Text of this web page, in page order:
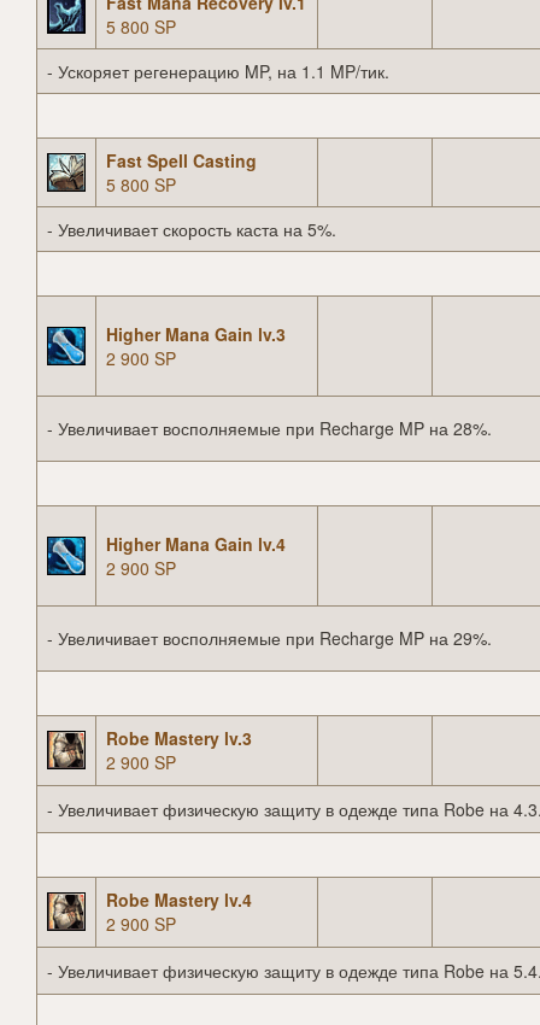
5 800 SP
- Ускоряет регенерацию MP, на 1.1 MP/тик.
Fast Spell Casting
5 800 SP
- Увеличивает скорость каста на 5%.
Higher Mana Gain lv.3
2 900 SP
- Увеличивает восполняемые при Recharge MP на 28%.
Higher Mana Gain lv.4
2 900 SP
- Увеличивает восполняемые при Recharge MP на 29%.
Robe Mastery lv.3
2 900 SP
- Увеличивает физическую защиту в одежде типа Robe на
Robe Mastery lv.4
2 900 SP
- Увеличивает физическую защиту в одежде типа Robe на